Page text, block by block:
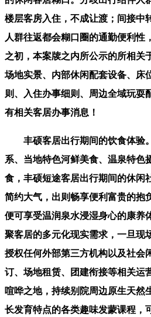
楼层客房入住，不成让渡；间接中
人群往返都会糊口圈的通勤便利性
之初，本案牍之内所公示的所相关
场地实景、内部休闲配套设备、床
则、入住办事细则、周边全域玩耍
有相关客居办事消息！
丰硕客居出行期间的饮食体验
系、当地特色河鲜美食、温泉特色
食，丰硕短途客居出行期间的休闲
简约大气，出则畅享便利富贵的抱
便可享受温润泉水浸湿身心的康养
聚客居的多元化现实需求，一旦现
授权任何外部第三方机构以及社会
订、场地租赁、团建衔接等相关运
喧哗之地，持续别院周边原生天然
长发育特点的各类趣味发蒙课程，